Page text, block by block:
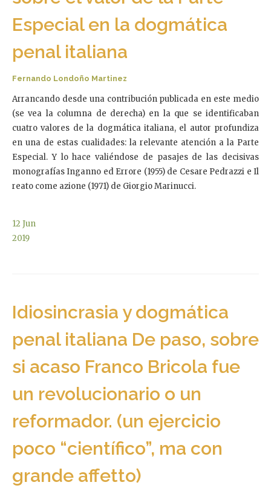
Especial en la dogmática
penal italiana
Fernando Londoño Martinez
Arrancando desde una contribución publicada en este medio
(se vea la columna de derecha) en la que se identificaban
cuatro valores de la dogmática italiana, el autor profundiza
en una de estas cualidades: la relevante atención a la Parte
Especial. Y lo hace valiéndose de pasajes de las decisivas
monografías Inganno ed Errore (1955) de Cesare Pedrazzi e Il
reato come azione (1971) de Giorgio Marinucci.
12 Jun
2019
Idiosincrasia y dogmática
penal italiana De paso, sobre
si acaso Franco Bricola fue
un revolucionario o un
reformador. (un ejercicio
poco “científico”, ma con
grande affetto)